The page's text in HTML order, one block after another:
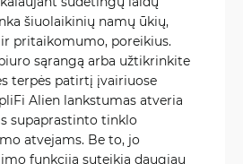
šiuolaikinių namų ūkių,
pritaikomumo, poreikius.
sąrangą arba užtikrinkite
terpės patirtį įvairiuose
Alien lankstumas atveria
supaprastinto tinklo
atvejams. Be to, jo
funkcija suteikia daugiau